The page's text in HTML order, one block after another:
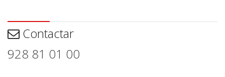
Contactar
928 81 01 00